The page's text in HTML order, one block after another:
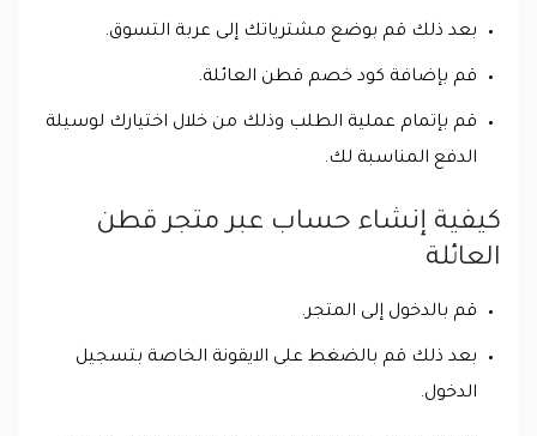
بعد ذلك قم بوضع مشترياتك إلى عربة التسوق.
قم بإضافة كود خصم قطن العائلة.
قم بإتمام عملية الطلب وذلك من خلال اختيارك لوسيلة
الدفع المناسبة لك.
كيفية إنشاء حساب عبر متجر قطن
العائلة
قم بالدخول إلى المتجر.
بعد ذلك قم بالضغط على الايقونة الخاصة بتسجيل
الدخول.